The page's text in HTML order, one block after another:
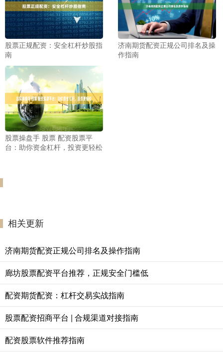
股票正规配资：安全杠杆炒股指
南
济南期货配资正规公司排名及操
作指南
股票操盘手 股票 配资股票平
台：助你资金杠杆，投资更轻松
相关更新
济南期货配资正规公司排名及操作指南
廊坊股票配资平台推荐，正规安全门槛低
配资期货配资：杠杆交易实战指南
股票配资招商平台 | 合规渠道对接指南
配资股票软件推荐指南